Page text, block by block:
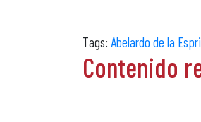
Tags: Abelardo de la
Contenido